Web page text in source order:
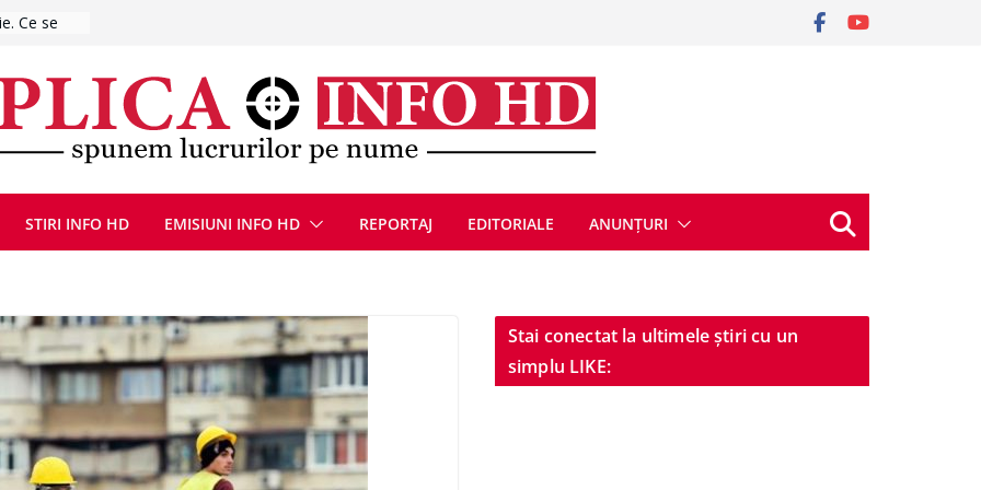
2026
cu un
a
cu
un
STIRI INFO HD EMISIUNI INFO HD REPORTAJ EDITORIALE ANUNȚURI
Stai conectat la ultimele știri cu un
simplu LIKE: